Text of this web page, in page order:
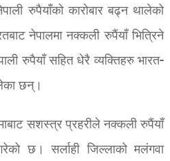
रुपैयाँको कारोबार बढ्न थालेको
नेपालमा नक्कली रुपैंयाँ भित्रिने
रुपैयाँ सहित धेरै व्यक्तिहरु भारत-
छन्।
सशस्त्र प्रहरीले नक्कली रुपैंयाँ
छ। सर्लाही जिल्लाको मलंगवा